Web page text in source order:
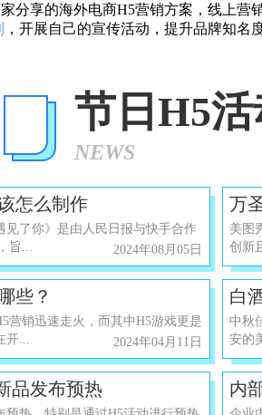
分享的海外电商H5营销方案，线上营
，开展自己的宣传活动，提升品牌知名
节日H5
NEWS
怎么制作
见了你》是由人民日报与快手合作
旨...
2024年08月05日
万
美图
创新
些？
营销迅速走火，而其中H5游戏更是
开...
2024年04月11日
白
中秋
安的
品发布预热 内